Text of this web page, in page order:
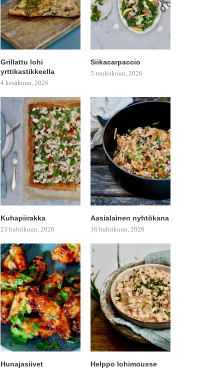
Grillattu lohi
yrttikastikkeella
4 kesäkuun, 2026
Siikacarpaccio
5 toukokuun, 2026
Kuhapiirakka
23 huhtikuun, 2026
Aasialainen nyhtökana
16 huhtikuun, 2026
Hunajasiivet Helppo lohimousse